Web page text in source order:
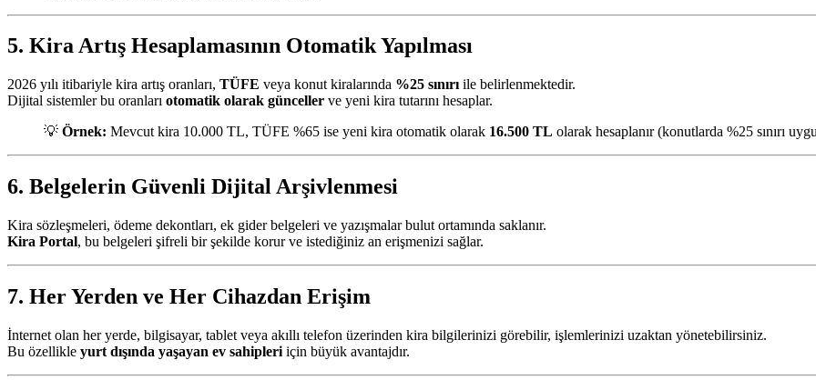
5. Kira Artış Hesaplamasının Otomatik Yapılması
2026 yılı itibariyle kira artış oranları, TÜFE veya konut kiralarında %25 sınırı ile belirlenmektedir.
Dijital sistemler bu oranları otomatik olarak günceller ve yeni kira tutarını hesaplar.
💡 Örnek: Mevcut kira 10.000 TL, TÜFE %65 ise yeni kira otomatik olarak 16.500 TL olarak hesaplanır (konutlarda %25 sınırı
6. Belgelerin Güvenli Dijital Arşivlenmesi
Kira sözleşmeleri, ödeme dekontları, ek gider belgeleri ve yazışmalar bulut ortamında saklanır.
Kira Portal, bu belgeleri şifreli bir şekilde korur ve istediğiniz an erişmenizi sağlar.
7. Her Yerden ve Her Cihazdan Erişim
İnternet olan her yerde, bilgisayar, tablet veya akıllı telefon üzerinden kira bilgilerinizi görebilir, işlemlerinizi uzaktan yönetebilirsiniz.
Bu özellikle yurt dışında yaşayan ev sahipleri için büyük avantajdır.